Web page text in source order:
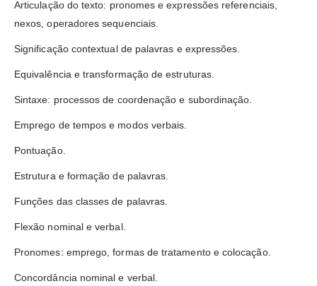
Articulação do texto: pronomes e expressões referenciais,
nexos, operadores sequenciais.
Significação contextual de palavras e expressões.
Equivalência e transformação de estruturas.
Sintaxe: processos de coordenação e subordinação.
Emprego de tempos e modos verbais.
Pontuação.
Estrutura e formação de palavras.
Funções das classes de palavras.
Flexão nominal e verbal.
Pronomes: emprego, formas de tratamento e colocação.
Concordância nominal e verbal.